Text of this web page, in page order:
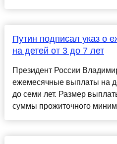
Путин подписал указ о
на детей от 3 до 7 лет
Президент России
ежемесячные выплаты на
до семи лет. Размер
суммы прожиточного